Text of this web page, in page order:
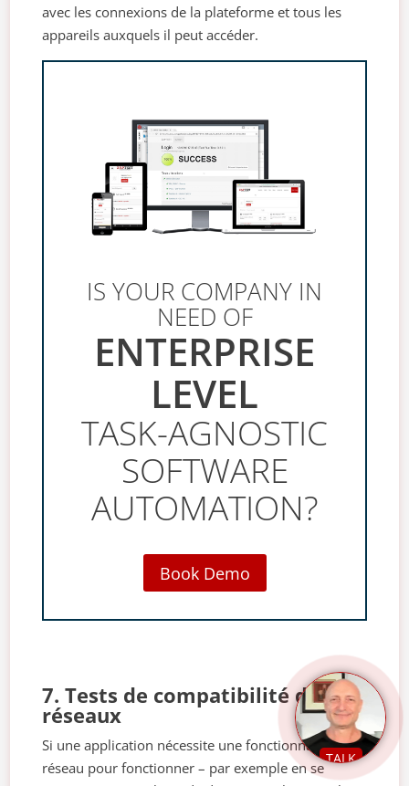
avec les connexions de la plateforme et tous les
appareils auxquels il peut accéder.
IS YOUR COMPANY IN
NEED OF
ENTERPRISE
LEVEL
TASK-AGNOSTIC
SOFTWARE
AUTOMATION?
Book Demo
7. Tests de compatibilité des
réseaux
Si une application nécessite une fonctionnalité
réseau pour fonctionner – par exemple en se
TALK